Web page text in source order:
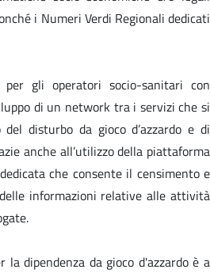
i Numeri Verdi Regionali dedicati
gli operatori socio-sanitari con
di un network tra i servizi che si
disturbo da gioco d’azzardo e di
anche all’utilizzo della piattaforma
che consente il censimento e
informazioni relative alle attività
la dipendenza da gioco d'azzardo è a